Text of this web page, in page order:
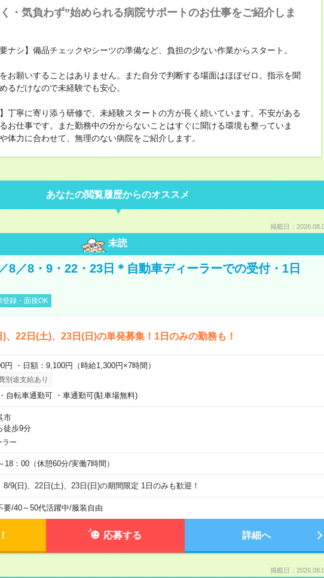
・気負わず”始められる病院サポートのお仕事をご紹介しま
ナシ】備品チェックやシーツの準備など、負担の少ない作業からスタート。
お願いすることはありません。また自分で判断する場面はほぼゼロ。指示を聞
るだけなので未経験でも安心。
】丁寧に寄り添う研修で、未経験スタートの方が長く続いています。不安がある
お仕事です。また勤務中の分からないことはすぐに聞ける環境も整っていま
体力に合わせて、無理のない病院をご紹介します。
あなたの閲覧履歴からのオススメ
掲載日：
未読
8／8・9・22・23日＊自動車ディーラーでの受付・1日
登録・面接OK
、22日(土)、23日(日)の単発募集！1日のみの勤務も！
円 ・日額：9,100円（時給1,300円×7時間）
別途支給あり
・自転車通勤可 ・車通勤可(駐車場無料)
市
徒歩9分
ラー
18：00（休憩60分/実働7時間）
8/9(日)、22日(土)、23日(日)の期間限定 1日のみも歓迎！
要/40～50代活躍中/服装自由
応募する 詳細へ
掲載日：